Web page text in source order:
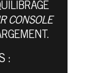
CONSOLE
: